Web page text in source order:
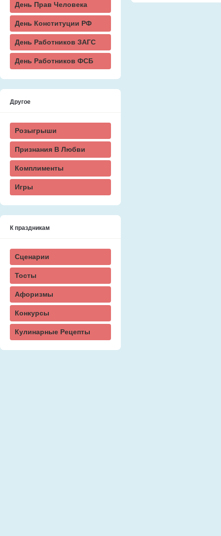
День Прав Человека
День Конституции РФ
День Работников ЗАГС
День Работников ФСБ
Другое
Розыгрыши
Признания В Любви
Комплименты
Игры
К праздникам
Сценарии
Тосты
Афоризмы
Конкурсы
Кулинарные Рецепты